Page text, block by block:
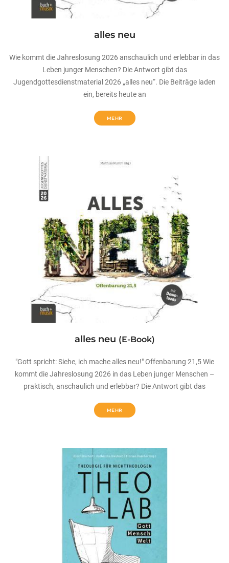
alles neu
Wie kommt die Jahreslosung 2026 anschaulich und erlebbar in das
Leben junger Menschen? Die Antwort gibt das
Jugendgottesdienstmaterial 2026 „alles neu“. Die Beiträge laden
ein, bereits heute an
MEHR
alles neu (E-Book)
"Gott spricht: Siehe, ich mache alles neu!" Offenbarung 21,5 Wie
kommt die Jahreslosung 2026 in das Leben junger Menschen –
praktisch, anschaulich und erlebbar? Die Antwort gibt das
MEHR